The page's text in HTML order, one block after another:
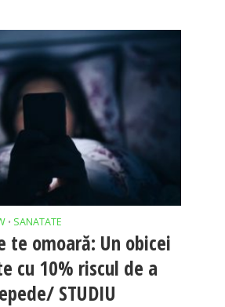
• SANATATE
te omoară: Un obicei
cu 10% riscul de a
STUDIU